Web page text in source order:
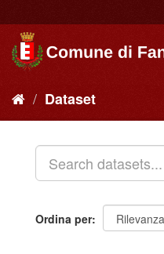
Dataset
Ordina per